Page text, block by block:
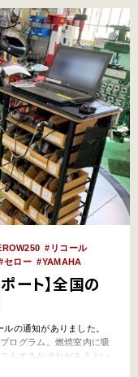
リコール
セロー YAMAHA
ート】全国の
の通知がありました。
ログラム。燃焼室内に吸
トするおそれがあるとい
されたセローとトリッカ